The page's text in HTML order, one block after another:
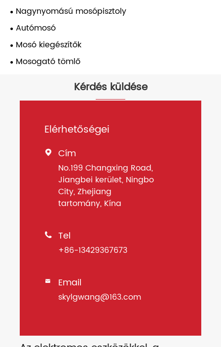
Nagynyomású mosópisztoly
Autómosó
Mosó kiegészítők
Mosogató tömlő
Kérdés küldése
Elérhetőségei
 Cím
No.199 Changxing Road,
Jiangbei kerület, Ningbo
City, Zhejiang
tartomány, Kína
 Tel
+86-13429367673
 Email
skylgwang@163.com